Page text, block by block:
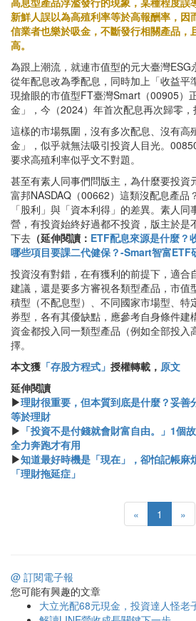
新鮮人誤以為高殖利率等於高報酬率，因
信業者也樂於吸金，不斷發行相關產品，
高。
為跟上潮流，就連市值型的元大臺灣
從年配息改為季配息，同時加上「收益平
現搶眼的市值型FT臺灣Smart（00905）
金」，今（2024）年首次配息再次歸零，
這樣的市場氛圍，沒有多次配息、沒有高
金」，似乎就無法吸引投資人目光。
要求高殖利率似乎文不對題。
甚至有素人同事們問版主，為什麼要投資
富邦NASDAQ（00662）這類沒配息產品
「股利」與「資本利得」的差異。素人
營，有投資始終好過都不投資，版主於是
下去 （延伸閱讀： ETF配息來源是什麼？
哪些項目要課二代健保？-Smart智富ETF
投資沒有對錯，在有獲利的前提下，適合
建議，還是要多方審視各類型產品，市值
積型（不配息型）、不同國家市場型、特
券型，各有其優缺點，應參考自身條件建
資金都投入同一類型產品（例如全部投入
擇。
本文獲 「存股方程式」 授權轉載， 原文
延伸閱讀
▶理財很重要，但本質到底是什麼？妥善
等於理財
▶ 「投資不是付錢就會財富自由。」1個
全力奔跑才有用
▶知道最好時機是「現在」，卻怕記帳麻
「理財拖延症」
« 1 »
@ 訂閱電子報
您可能有興趣的文章
大立光配68元現金，投資達人怪老